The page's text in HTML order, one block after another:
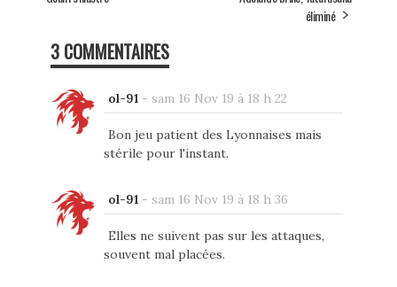
éliminé
3 COMMENTAIRES
ol-91 - sam 16 Nov 19 à 18 h 22
Bon jeu patient des Lyonnaises mais
stérile pour l'instant.
ol-91 - sam 16 Nov 19 à 18 h 36
Elles ne suivent pas sur les attaques,
souvent mal placées.